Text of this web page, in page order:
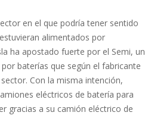
en el que podría tener sentido
alimentados por
ha apostado fuerte por el Semi, un
baterías que según el fabricante
Con la misma intención,
eléctricos de batería para
gracias a su camión eléctrico de